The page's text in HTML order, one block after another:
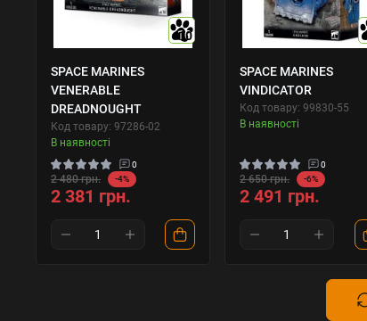
10
SPACE MARINES
VENERABLE
DREADNOUGHT
Код товару: 97286-02
В наявності
0
2 480 грн. -4%
2 381 грн.
SPACE MARINES
VINDICATOR
Код товару: 99830-55
В наявності
0
2 650 грн. -6%
2 491 грн.